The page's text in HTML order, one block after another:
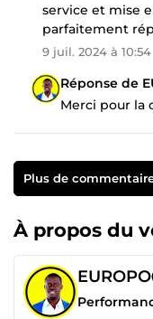
service et mise
parfaitement
9 juil. 2024 à 10:54
Réponse de
Merci pour la
Plus de
À propos du
EUROPO